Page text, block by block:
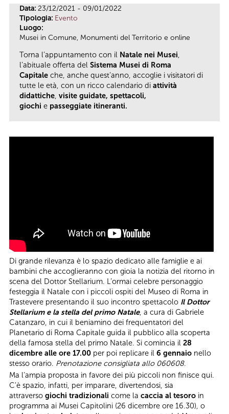
Data: 23/12/2021 - 09/01/2022
Tipologia: Evento
Luogo:
Musei in Comune, Monumenti del Territorio e online
Torna l’appuntamento con il Natale nei Musei,
l’abituale offerta del Sistema Musei di Roma
Capitale che, anche quest’anno, accoglie i visitatori di
tutte le età, con un ricco calendario di attività
didattiche, visite guidate, spettacoli,
giochi e passeggiate itineranti.
Di grande rilevanza è lo spazio dedicato alle famiglie e ai
bambini che accoglieranno con gioia la notizia del ritorno in
scena del Dottor Stellarium. L’ormai celebre personaggio
festeggia il Natale con i piccoli ospiti del Museo di Roma in
Trastevere presentando il suo incontro spettacolo Il Dottor
Stellarium e la stella del primo Natale, a cura di Gabriele
Catanzaro, in cui il beniamino dei frequentatori del
Planetario di Roma Capitale guida il pubblico alla scoperta
della famosa stella del primo Natale. Si comincia il 28
dicembre alle ore 17.00 per poi replicare il 6 gennaio nello
stesso orario. Prenotazione consigliata allo 060608.
Ma l’ampia proposta in favore dei più piccoli non finisce qui.
C'è spazio, infatti, per imparare, divertendosi, sia
attraverso giochi tradizionali come la caccia al tesoro in
programma ai Musei Capitolini (26 dicembre ore 16.30), o